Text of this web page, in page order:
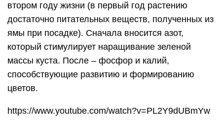
втором году жизни (в первый год растению
достаточно питательных веществ, полученных из
ямы при посадке). Сначала вносится азот,
который стимулирует наращивание зеленой
массы куста. После – фосфор и калий,
способствующие развитию и формированию
цветов.
https://www.youtube.com/watch?v=PL2Y9dUBmYw